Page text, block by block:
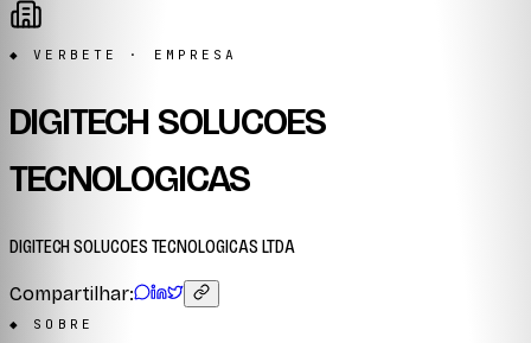
◆ VERBETE · EMPRESA
DIGITECH SOLUCOES
TECNOLOGICAS
DIGITECH SOLUCOES TECNOLOGICAS LTDA
Compartilhar:
◆ SOBRE